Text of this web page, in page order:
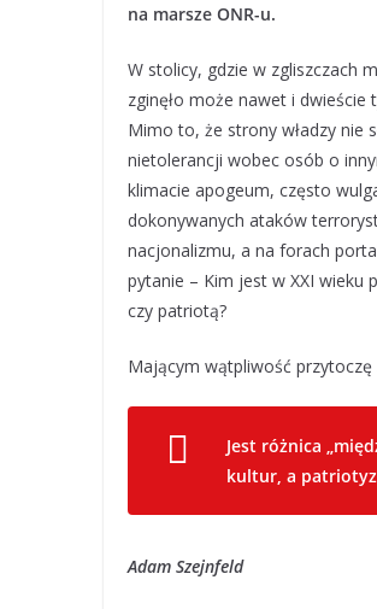
na marsze ONR-u.
W stolicy, gdzie w zgliszczach
zginęło może nawet i
Mimo to, że strony władzy nie
nietolerancji wobec osób o
klimacie apogeum, często
dokonywanych ataków
nacjonalizmu, a na forach
pytanie – Kim jest w XXI wieku
czy patriotą?
Mającym wątpliwość przytoczę
Jest różnica
kultur, a
Adam Szejnfeld